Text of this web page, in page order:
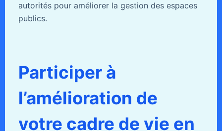
autorités pour améliorer la gestion des espaces
publics.
Participer à
l’amélioration de
votre cadre de vie en